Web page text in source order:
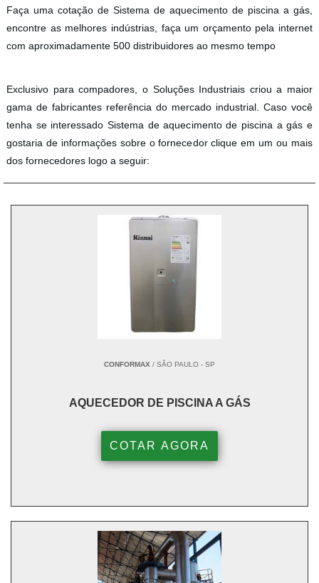
Faça uma cotação de Sistema de aquecimento de piscina a gás,
encontre as melhores indústrias, faça um orçamento pela internet
com aproximadamente 500 distribuidores ao mesmo tempo
Exclusivo para compadores, o Soluções Industriais criou a maior
gama de fabricantes referência do mercado industrial. Caso você
tenha se interessado Sistema de aquecimento de piscina a gás e
gostaria de informações sobre o fornecedor clique em um ou mais
dos fornecedores logo a seguir:
CONFORMAX / SÃO PAULO - SP
AQUECEDOR DE PISCINA A GÁS
COTAR AGORA